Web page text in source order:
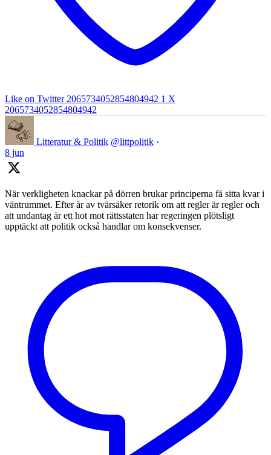
Like on Twitter 2065734052854804942 1 X
2065734052854804942
Litteratur & Politik @littpolitik ·
8 jun
När verkligheten knackar på dörren brukar principerna få sitta kvar i
väntrummet. Efter år av tvärsäker retorik om att regler är regler och
att undantag är ett hot mot rättsstaten har regeringen plötsligt
upptäckt att politik också handlar om konsekvenser.